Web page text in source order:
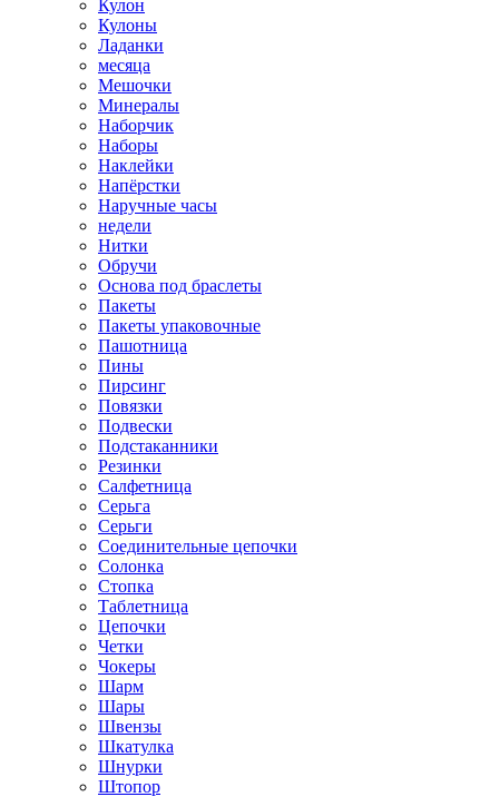
Кулон
Кулоны
Ладанки
месяца
Мешочки
Минералы
Наборчик
Наборы
Наклейки
Напёрстки
Наручные часы
недели
Нитки
Обручи
Основа под браслеты
Пакеты
Пакеты упаковочные
Пашотница
Пины
Пирсинг
Повязки
Подвески
Подстаканники
Резинки
Салфетница
Серьга
Серьги
Соединительные цепочки
Солонка
Стопка
Таблетница
Цепочки
Четки
Чокеры
Шарм
Шары
Швензы
Шкатулка
Шнурки
Штопор